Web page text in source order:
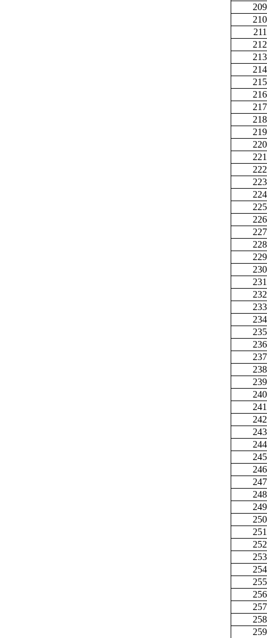
209
210
211
212
213
214
215
216
217
218
219
220
221
222
223
224
225
226
227
228
229
230
231
232
233
234
235
236
237
238
239
240
241
242
243
244
245
246
247
248
249
250
251
252
253
254
255
256
257
258
259